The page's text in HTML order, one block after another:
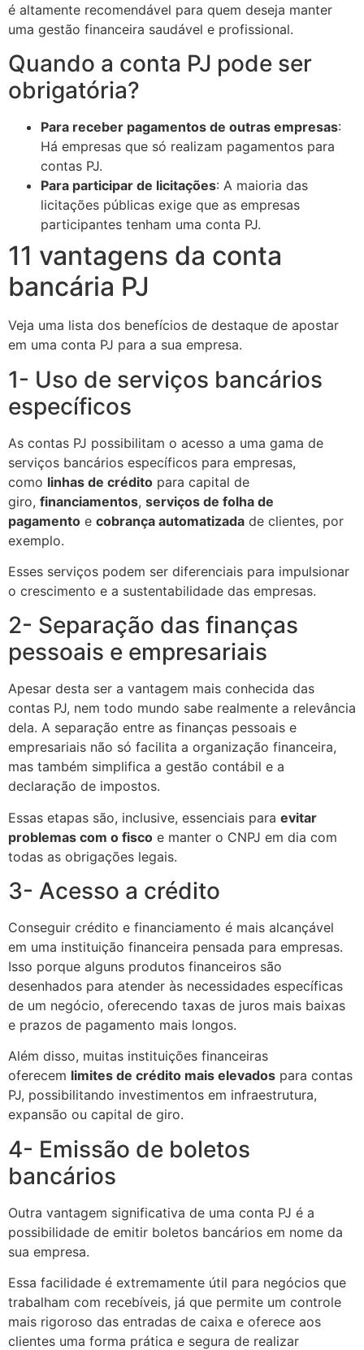
é altamente recomendável para quem deseja manter
uma gestão financeira saudável e profissional.
Quando a conta PJ pode ser
obrigatória?
Para receber pagamentos de outras empresas:
Há empresas que só realizam pagamentos para
contas PJ.
Para participar de licitações: A maioria das
licitações públicas exige que as empresas
participantes tenham uma conta PJ.
11 vantagens da conta
bancária PJ
Veja uma lista dos benefícios de destaque de apostar
em uma conta PJ para a sua empresa.
1- Uso de serviços bancários
específicos
As contas PJ possibilitam o acesso a uma gama de
serviços bancários específicos para empresas,
como linhas de crédito para capital de
giro, financiamentos, serviços de folha de
pagamento e cobrança automatizada de clientes, por
exemplo.
Esses serviços podem ser diferenciais para impulsionar
o crescimento e a sustentabilidade das empresas.
2- Separação das finanças
pessoais e empresariais
Apesar desta ser a vantagem mais conhecida das
contas PJ, nem todo mundo sabe realmente a relevância
dela. A separação entre as finanças pessoais e
empresariais não só facilita a organização financeira,
mas também simplifica a gestão contábil e a
declaração de impostos.
Essas etapas são, inclusive, essenciais para evitar
problemas com o fisco e manter o CNPJ em dia com
todas as obrigações legais.
3- Acesso a crédito
Conseguir crédito e financiamento é mais alcançável
em uma instituição financeira pensada para empresas.
Isso porque alguns produtos financeiros são
desenhados para atender às necessidades específicas
de um negócio, oferecendo taxas de juros mais baixas
e prazos de pagamento mais longos.
Além disso, muitas instituições financeiras
oferecem limites de crédito mais elevados para contas
PJ, possibilitando investimentos em infraestrutura,
expansão ou capital de giro.
4- Emissão de boletos
bancários
Outra vantagem significativa de uma conta PJ é a
possibilidade de emitir boletos bancários em nome da
sua empresa.
Essa facilidade é extremamente útil para negócios que
trabalham com recebíveis, já que permite um controle
mais rigoroso das entradas de caixa e oferece aos
clientes uma forma prática e segura de realizar